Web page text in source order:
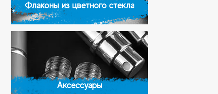
Флаконы из цветного стекла
Аксессуары